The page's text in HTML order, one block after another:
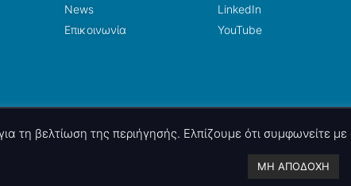
News
Επικοινωνία
LinkedIn
YouTube
reserved.
nettings, ltd . Powered by
τη βελτίωση της περιήγησής. Ελπίζουμε ότι συμφωνείτε
ΜΗ ΑΠΟΔΟΧΗ